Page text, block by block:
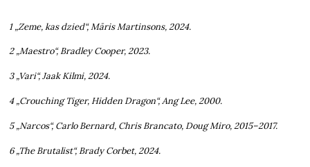
1 „Zeme, kas dzied“, Māris Martinsons, 2024.
2 „Maestro“, Bradley Cooper, 2023.
3 „Vari“, Jaak Kilmi, 2024.
4 „Crouching Tiger, Hidden Dragon“, Ang Lee, 2000.
5 „Narcos“, Carlo Bernard, Chris Brancato, Doug Miro, 2015–2017.
6 „The Brutalist“, Brady Corbet, 2024.